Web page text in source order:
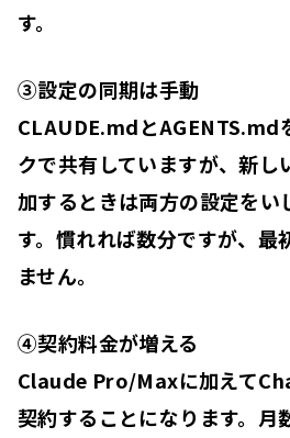
す。
③設定の同期は手動
CLAUDE.mdとAGENTS.md
クで共有していますが、新し
加するときは両方の設定をい
す。慣れれば数分ですが、最
ません。
④契約料金が増える
Claude Pro/Maxに加えて
契約することになります。月